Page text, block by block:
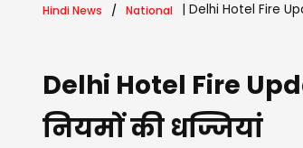
Hindi News National Delhi Hotel Fire
Delhi Hotel Fire
नियमों की धज्जियां